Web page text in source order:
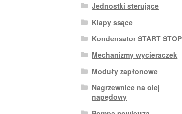
Jednostki sterujące
Klapy ssące
Kondensator START STOP
Mechanizmy wycieraczek
Moduły zapłonowe
Nagrzewnice na olej
napędowy